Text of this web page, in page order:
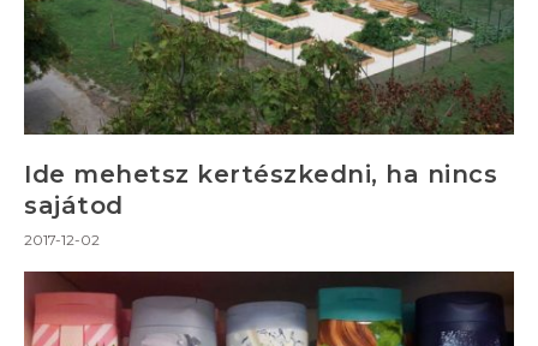
Ide mehetsz kertészkedni, ha nincs
sajátod
2017-12-02